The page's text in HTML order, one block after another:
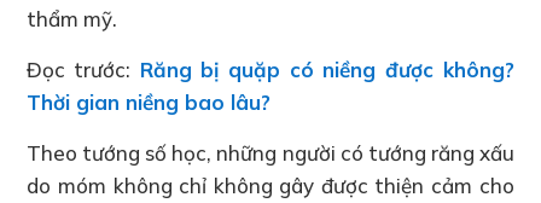
thẩm mỹ.
Đọc trước: Răng bị quặp có niềng được không?
Thời gian niềng bao lâu?
Theo tướng số học, những người có tướng răng xấu
do móm không chỉ không gây được thiện cảm cho